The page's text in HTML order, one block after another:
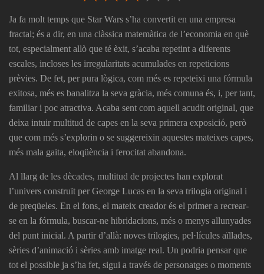
Ja fa molt temps que Star Wars s’ha convertit en una empresa
fractal; és a dir, en una clàssica matemàtica de l’economia en què
tot, especialment allò que té èxit, s’acaba repetint a diferents
escales, incloses les irregularitats acumulades en repeticions
prèvies. De fet, per pura lògica, com més es repeteixi una fórmula
exitosa, més es banalitza la seva gràcia, més comuna és, i, per tant,
familiar i poc atractiva. Acaba sent com aquell acudit original, que
deixa intuir multitud de capes en la seva primera exposició, però
que com més s’explorin o se suggereixin aquestes mateixes capes,
més mala gaita, eloqüència i ferocitat abandona.
Al llarg de les dècades, multitud de projectes han explorat
l’univers construït per George Lucas en la seva trilogia original i
de preqüeles. En el fons, el mateix creador és el primer a recrear-
se en la fórmula, buscar-ne hibridacions, més o menys allunyades
del punt inicial. A partir d’allà: noves trilogies, pel·lícules aïllades,
sèries d’animació i sèries amb imatge real. Un podria pensar que
tot el possible ja s’ha fet, sigui a través de personatges o moments